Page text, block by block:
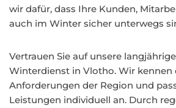
wir dafür, dass Ihre Kunden,
auch im Winter sicher unterwegs
Vertrauen Sie auf unsere
Winterdienst in Vlotho. Wir kennen
Anforderungen der Region und
Leistungen individuell an. Durch